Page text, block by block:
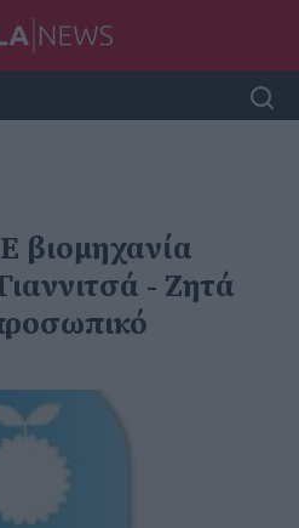
βιομηχανία
- Ζητά